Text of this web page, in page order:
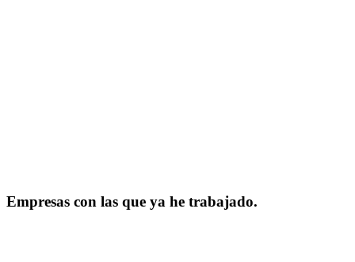
Empresas con las que ya he trabajado.